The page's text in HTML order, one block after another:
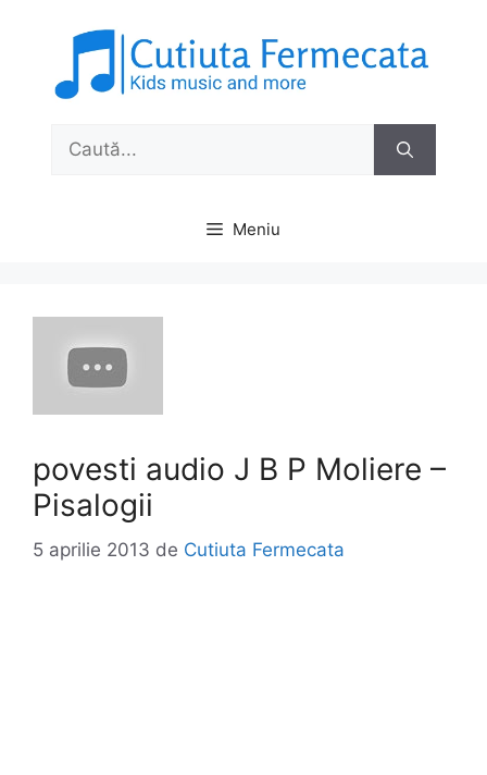
Caută
Meniu
povesti audio J B P Moliere –
Pisalogii
5 aprilie 2013 de Cutiuta Fermecata